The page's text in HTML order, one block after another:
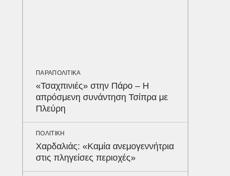
ΠΑΡΑΠΟΛΙΤΙΚΑ
«Τσαχπινιές» στην Πάρο – Η
απρόσμενη συνάντηση Τσίπρα με
Πλεύρη
ΠΟΛΙΤΙΚΗ
Χαρδαλιάς: «Καμία ανεμογεννήτρια
στις πληγείσες περιοχές»